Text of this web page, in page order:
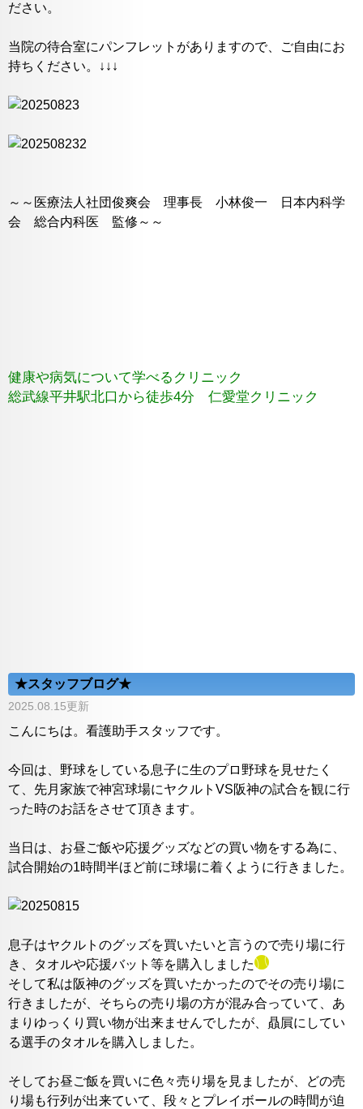
ださい。
当院の待合室にパンフレットがありますので、ご自由にお
持ちください。↓↓↓
～～医療法人社団俊爽会 理事長 小林俊一 日本内科学
会 総合内科医 監修～～
健康や病気について学べるクリニック
総武線平井駅北口から徒歩4分 仁愛堂クリニック
★スタッフブログ★
2025.08.15更新
こんにちは。看護助手スタッフです。
今回は、野球をしている息子に生のプロ野球を見せたく
て、先月家族で神宮球場にヤクルトVS阪神の試合を観に行
った時のお話をさせて頂きます。
当日は、お昼ご飯や応援グッズなどの買い物をする為に、
試合開始の1時間半ほど前に球場に着くように行きました。
息子はヤクルトのグッズを買いたいと言うので売り場に行
き、タオルや応援バット等を購入しました
そして私は阪神のグッズを買いたかったのでその売り場に
行きましたが、そちらの売り場の方が混み合っていて、あ
まりゆっくり買い物が出来ませんでしたが、贔屓にしてい
る選手のタオルを購入しました。
そしてお昼ご飯を買いに色々売り場を見ましたが、どの売
り場も行列が出来ていて、段々とプレイボールの時間が迫